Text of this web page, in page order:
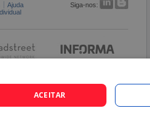
Ajuda
Siga-nos:
ACEITAR